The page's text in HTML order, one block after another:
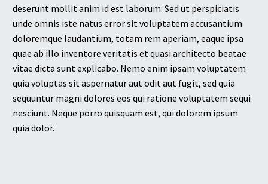
deserunt mollit anim id est laborum. Sed ut perspiciatis
unde omnis iste natus error sit voluptatem accusantium
doloremque laudantium, totam rem aperiam, eaque ipsa
quae ab illo inventore veritatis et quasi architecto beatae
vitae dicta sunt explicabo. Nemo enim ipsam voluptatem
quia voluptas sit aspernatur aut odit aut fugit, sed quia
sequuntur magni dolores eos qui ratione voluptatem sequi
nesciunt. Neque porro quisquam est, qui dolorem ipsum
quia dolor.